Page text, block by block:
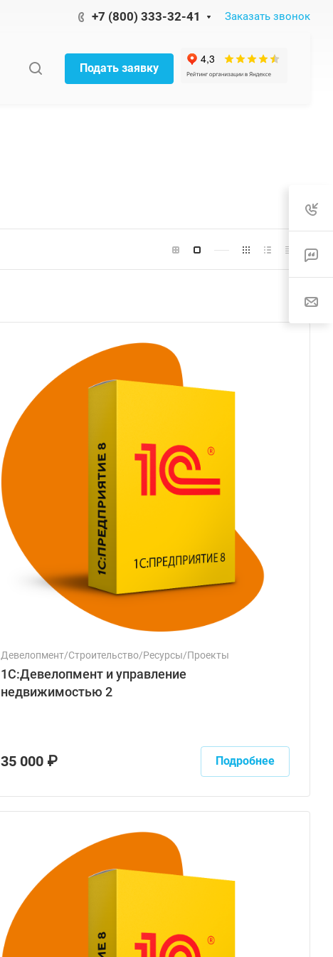
+7 (800) 333-32-41 Заказать звонок
Подать заявку
Девелопмент/Строительство/Ресурсы/Проекты
1С:Девелопмент и управление
недвижимостью 2
35 000 ₽ Подробнее